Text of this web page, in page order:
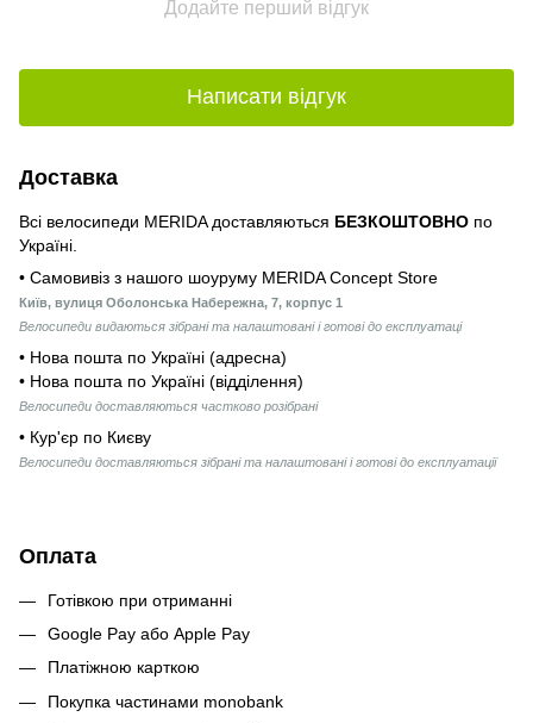
Додайте перший відгук
Написати відгук
Доставка
Всі велосипеди MERIDA доставляються БЕЗКОШТОВНО по
Україні.
• Самовивіз з нашого шоуруму MERIDA Concept Store
Київ, вулиця Оболонська Набережна, 7, корпус 1
Велосипеди видаються зібрані та налаштовані і готові до експлуатаці
• Нова пошта по Україні (адресна)
• Нова пошта по Україні (відділення)
Велосипеди доставляються частково розібрані
• Кур'єр по Києву
Велосипеди доставляються зібрані та налаштовані і готові до експлуатації
Оплата
Готівкою при отриманні
Google Pay або Apple Pay
Платіжною карткою
Покупка частинами monobank